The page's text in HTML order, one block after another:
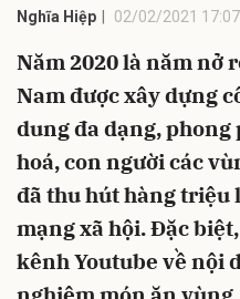
Nghĩa Hiệp 02/02/2021 17:07
Năm 2020 là năm nở
Nam được xây dựng
dung đa dạng,
hoá, con người các
đã thu hút hàng triệu
mạng xã hội. Đặc
kênh Youtube về nội